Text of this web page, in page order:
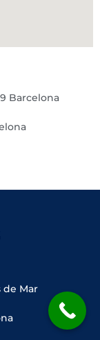
Barcelona
de Mar